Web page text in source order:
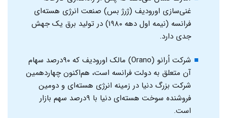
غنی‌سازی اورودیف (ژرژ بس) صنعت انرژی هسته‌ای
فرانسه (نیمه اول دهه ۱۹۸۰) در تولید برق یک جهش
جدی دارد.
شرکت اُرانو (Orano) مالک اورودیف که ۹۰درصد سهام
آن متعلق به دولت فرانسه است، هم‌اکنون چهاردهمین
شرکت بزرگ دنیا در زمینه انرژی هسته‌ای و دومین
فروشنده سوخت هسته‌ای دنیا با ۹درصد سهم بازار
است.